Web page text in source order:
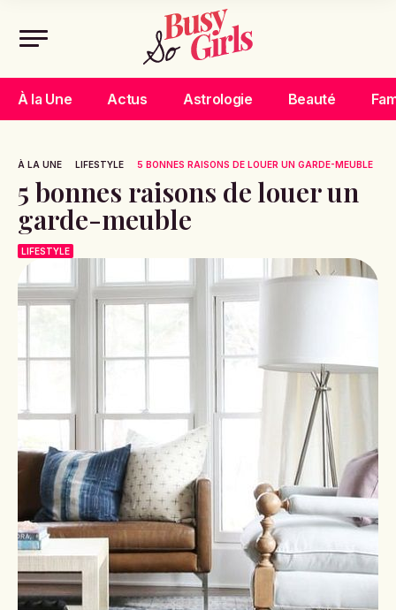
À la Une Actus Astrologie Beauté
À LA UNE LIFESTYLE 5 BONNES RAISONS DE LOUER UN GARDE-MEUBLE
5 bonnes raisons de louer un
garde-meuble
LIFESTYLE